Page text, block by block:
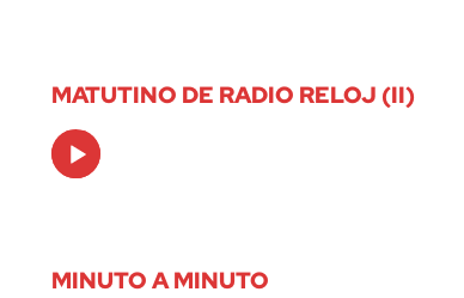
MATUTINO DE RADIO RELOJ (II)
Audio
Player
MINUTO A MINUTO